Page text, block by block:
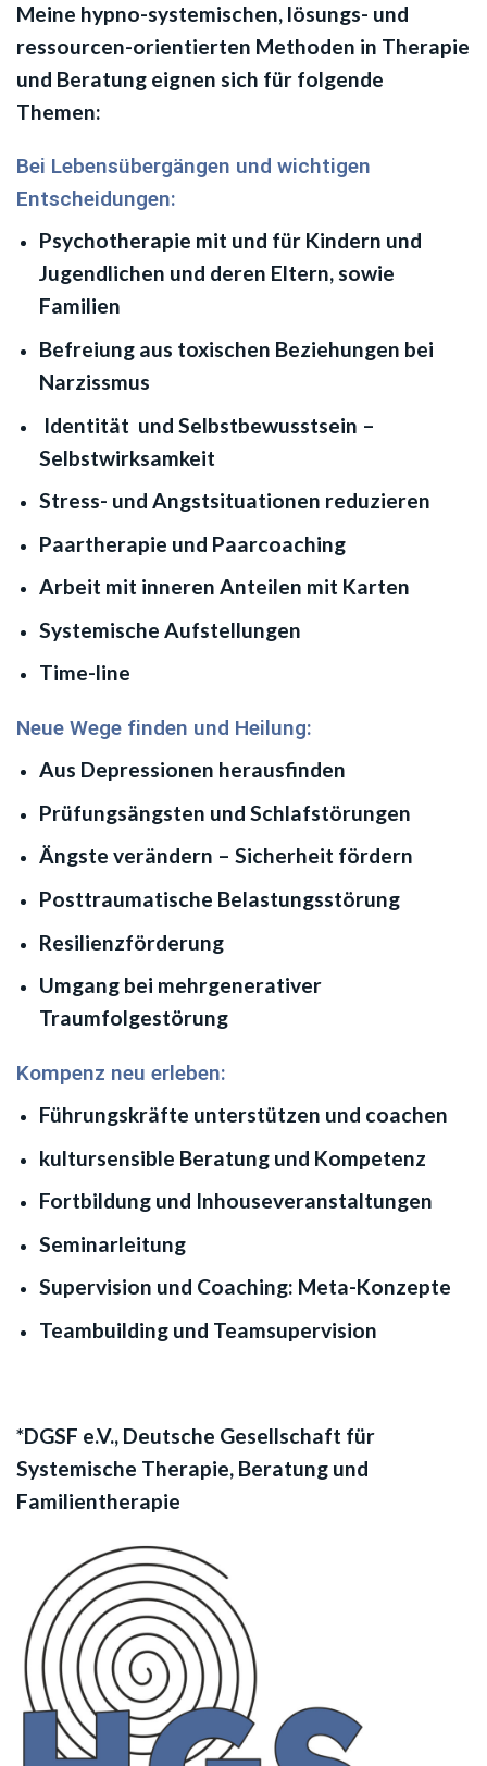
Meine hypno-systemischen, lösungs- und
ressourcen-orientierten Methoden in Therapie
und Beratung eignen sich für folgende
Themen:
Bei Lebensübergängen und wichtigen
Entscheidungen:
Psychotherapie mit und für Kindern und
Jugendlichen und deren Eltern, sowie
Familien
Befreiung aus toxischen Beziehungen bei
Narzissmus
Identität und Selbstbewusstsein –
Selbstwirksamkeit
Stress- und Angstsituationen reduzieren
Paartherapie und Paarcoaching
Arbeit mit inneren Anteilen mit Karten
Systemische Aufstellungen
Time-line
Neue Wege finden und Heilung:
Aus Depressionen herausfinden
Prüfungsängsten und Schlafstörungen
Ängste verändern – Sicherheit fördern
Posttraumatische Belastungsstörung
Resilienzförderung
Umgang bei mehrgenerativer
Traumfolgestörung
Kompenz neu erleben:
Führungskräfte unterstützen und coachen
kultursensible Beratung und Kompetenz
Fortbildung und Inhouseveranstaltungen
Seminarleitung
Supervision und Coaching: Meta-Konzepte
Teambuilding und Teamsupervision
*DGSF e.V., Deutsche Gesellschaft für
Systemische Therapie, Beratung und
Familientherapie